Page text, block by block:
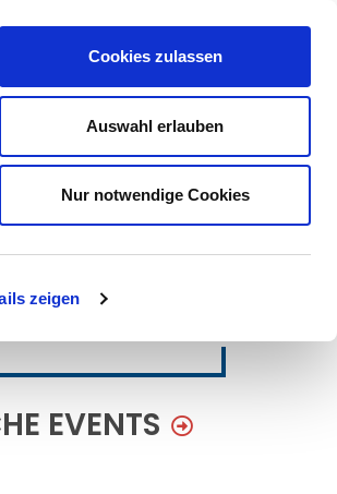
zeigen
Cookies zulassen
Auswahl erlauben
Nur notwendige Cookies
EVENTS